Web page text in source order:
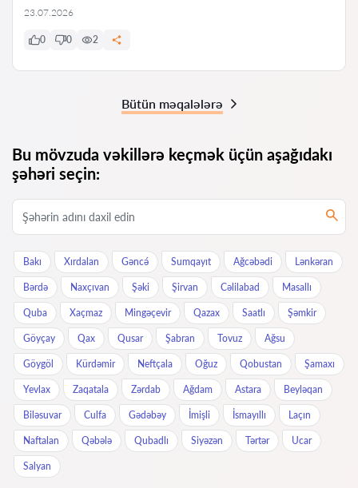
23.07.2026
0 0 2
Bütün məqalələrə
Bu mövzuda vəkillərə keçmək üçün aşağıdakı
şəhəri seçin:
Bakı Xırdalan Gəncə́ Sumqayıt Ağcəbədi Lənkəran
Bərdə Naxçıvan Şəki Şirvan Cəlilabad Masallı
Quba Xaçmaz Mingəçevir Qazax Saatlı Şəmkir
Göyçay Qax Qusar Şabran Tovuz Ağsu
Göygöl Kürdəmir Neftçala Oğuz Qobustan Şamaxı
Yevlax Zaqatala Zərdab Ağdam Astara Beyləqan
Biləsuvar Culfa Gədəbəy İmişli İsmayıllı Laçın
Naftalan Qəbələ Qubadlı Siyəzən Tərtər Ucar
Salyan